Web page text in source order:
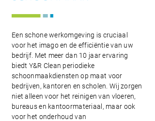
Een schone werkomgeving is cruciaal
voor het imago en de efficiëntie van uw
bedrijf. Met meer dan 10 jaar ervaring
biedt Y&R Clean periodieke
schoonmaakdiensten op maat voor
bedrijven, kantoren en scholen. Wij zorgen
niet alleen voor het reinigen van vloeren,
bureaus en kantoormateriaal, maar ook
voor het onderhoud van